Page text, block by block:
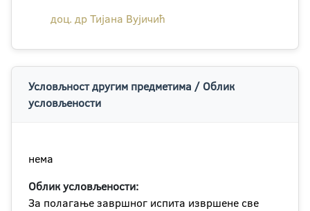
доц. др Тијана Вујичић
Условљност другим предметима / Облик
условљености
нема
Облик условљености:
За полагање завршног испита извршене све